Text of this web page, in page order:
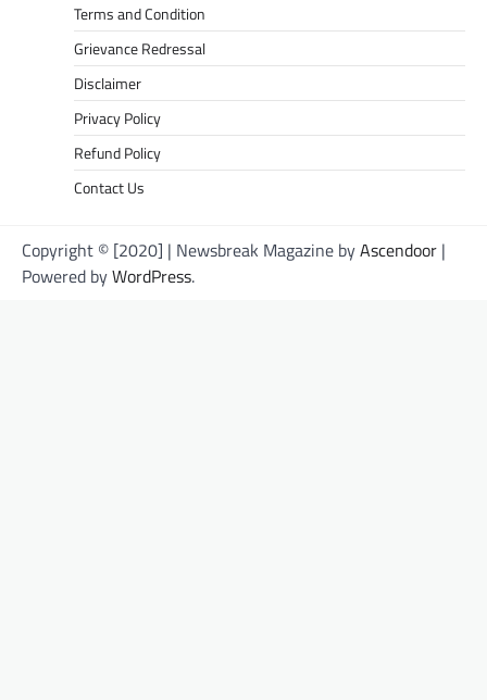
Terms and Condition
Grievance Redressal
Disclaimer
Privacy Policy
Refund Policy
Contact Us
Copyright © [2020] | Newsbreak Magazine byAscendoor |
Powered byWordPress.